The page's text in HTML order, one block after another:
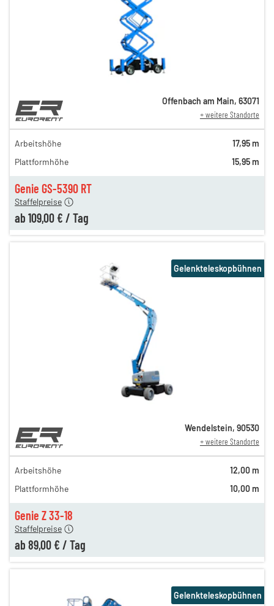
Genie GS-5390 RT
199,00 €
170,00 €
139,00 €
119,00 €
Staffelpreise
ab 109,00 € / Tag
Offenbach am Main, 63071
+ weitere Standorte
Arbeitshöhe
17,95 m
Plattformhöhe
15,95 m
Genie Z 33-18
159,00 €
139,00 €
129,00 €
109,00 €
Staffelpreise
ab 89,00 € / Tag
Gelenkteleskopbühnen
Wendelstein, 90530
+ weitere Standorte
Arbeitshöhe
12,00 m
Plattformhöhe
10,00 m
Gelenkteleskopbühnen